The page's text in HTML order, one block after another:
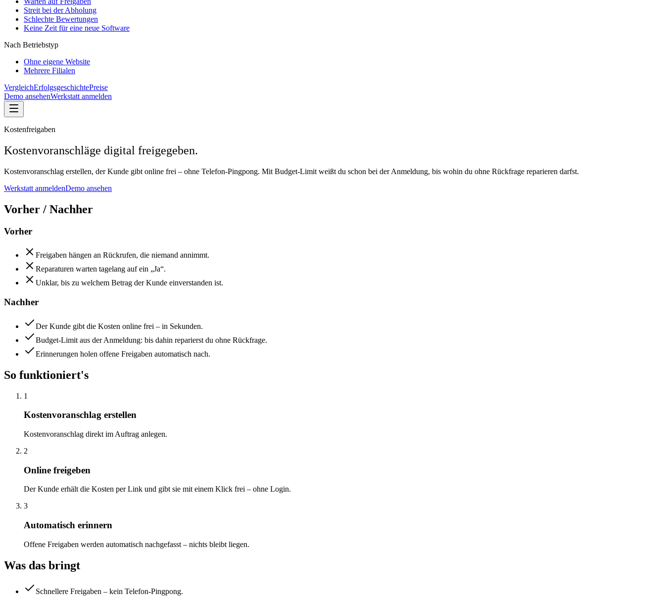
Streit bei der Abholung
Schlechte Bewertungen
Keine Zeit für eine neue Software
Nach Betriebstyp
Ohne eigene Website
Mehrere Filialen
VergleichErfolgsgeschichtePreise
Demo ansehenWerkstatt anmelden
Kostenfreigaben
Kostenvoranschläge digital freigegeben.
Kostenvoranschlag erstellen, der Kunde gibt online frei – ohne Telefon-Pingpong. Mit Budget-Limit weißt du schon bei der Anmeldung, bis wohin du ohne Rückfrage reparieren darfst.
Werkstatt anmeldenDemo ansehen
Vorher / Nachher
Vorher
Freigaben hängen an Rückrufen, die niemand annimmt.
Reparaturen warten tagelang auf ein „Ja“.
Unklar, bis zu welchem Betrag der Kunde einverstanden ist.
Nachher
Der Kunde gibt die Kosten online frei – in Sekunden.
Budget-Limit aus der Anmeldung: bis dahin reparierst du ohne Rückfrage.
Erinnerungen holen offene Freigaben automatisch nach.
So funktioniert's
1
Kostenvoranschlag erstellen
Kostenvoranschlag direkt im Auftrag anlegen.
2
Online freigeben
Der Kunde erhält die Kosten per Link und gibt sie mit einem Klick frei – ohne Login.
3
Automatisch erinnern
Offene Freigaben werden automatisch nachgefasst – nichts bleibt liegen.
Was das bringt
Schnellere Freigaben – kein Telefon-Pingpong.